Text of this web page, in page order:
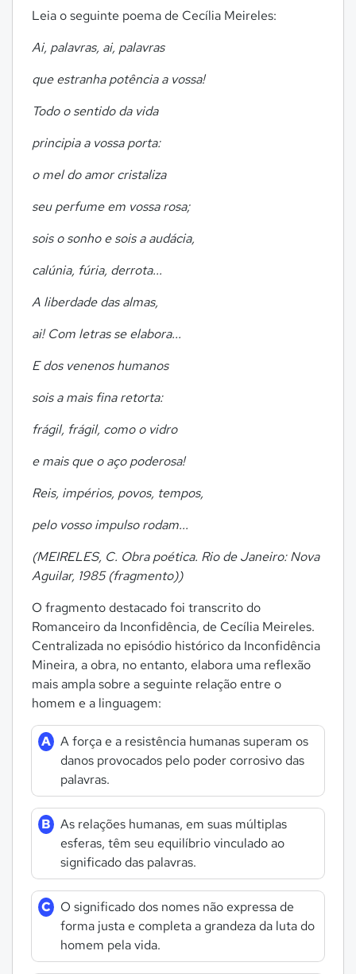
Leia o seguinte poema de Cecília Meireles:
Ai, palavras, ai, palavras
que estranha potência a vossa!
Todo o sentido da vida
principia a vossa porta:
o mel do amor cristaliza
seu perfume em vossa rosa;
sois o sonho e sois a audácia,
calúnia, fúria, derrota...
A liberdade das almas,
ai! Com letras se elabora...
E dos venenos humanos
sois a mais fina retorta:
frágil, frágil, como o vidro
e mais que o aço poderosa!
Reis, impérios, povos, tempos,
pelo vosso impulso rodam...
(MEIRELES, C. Obra poética. Rio de Janeiro: Nova
Aguilar, 1985 (fragmento))
O fragmento destacado foi transcrito do
Romanceiro da Inconfidência, de Cecília Meireles.
Centralizada no episódio histórico da Inconfidência
Mineira, a obra, no entanto, elabora uma reflexão
mais ampla sobre a seguinte relação entre o
homem e a linguagem:
A A força e a resistência humanas superam os
danos provocados pelo poder corrosivo das
palavras.
B
As relações humanas, em suas múltiplas
esferas, têm seu equilíbrio vinculado ao
significado das palavras.
C
O significado dos nomes não expressa de
forma justa e completa a grandeza da luta do
homem pela vida.